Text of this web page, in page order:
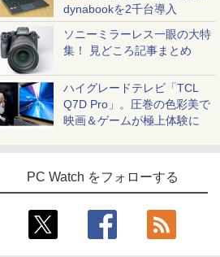
dynabookを2千台導入
ソニーミラーレス一眼の大特
集！ 見どころ記事まとめ
ハイグレードテレビ「TCL
Q7D Pro」。圧巻の色彩美で
映画＆ゲームが極上体験に
PC Watch をフォローする